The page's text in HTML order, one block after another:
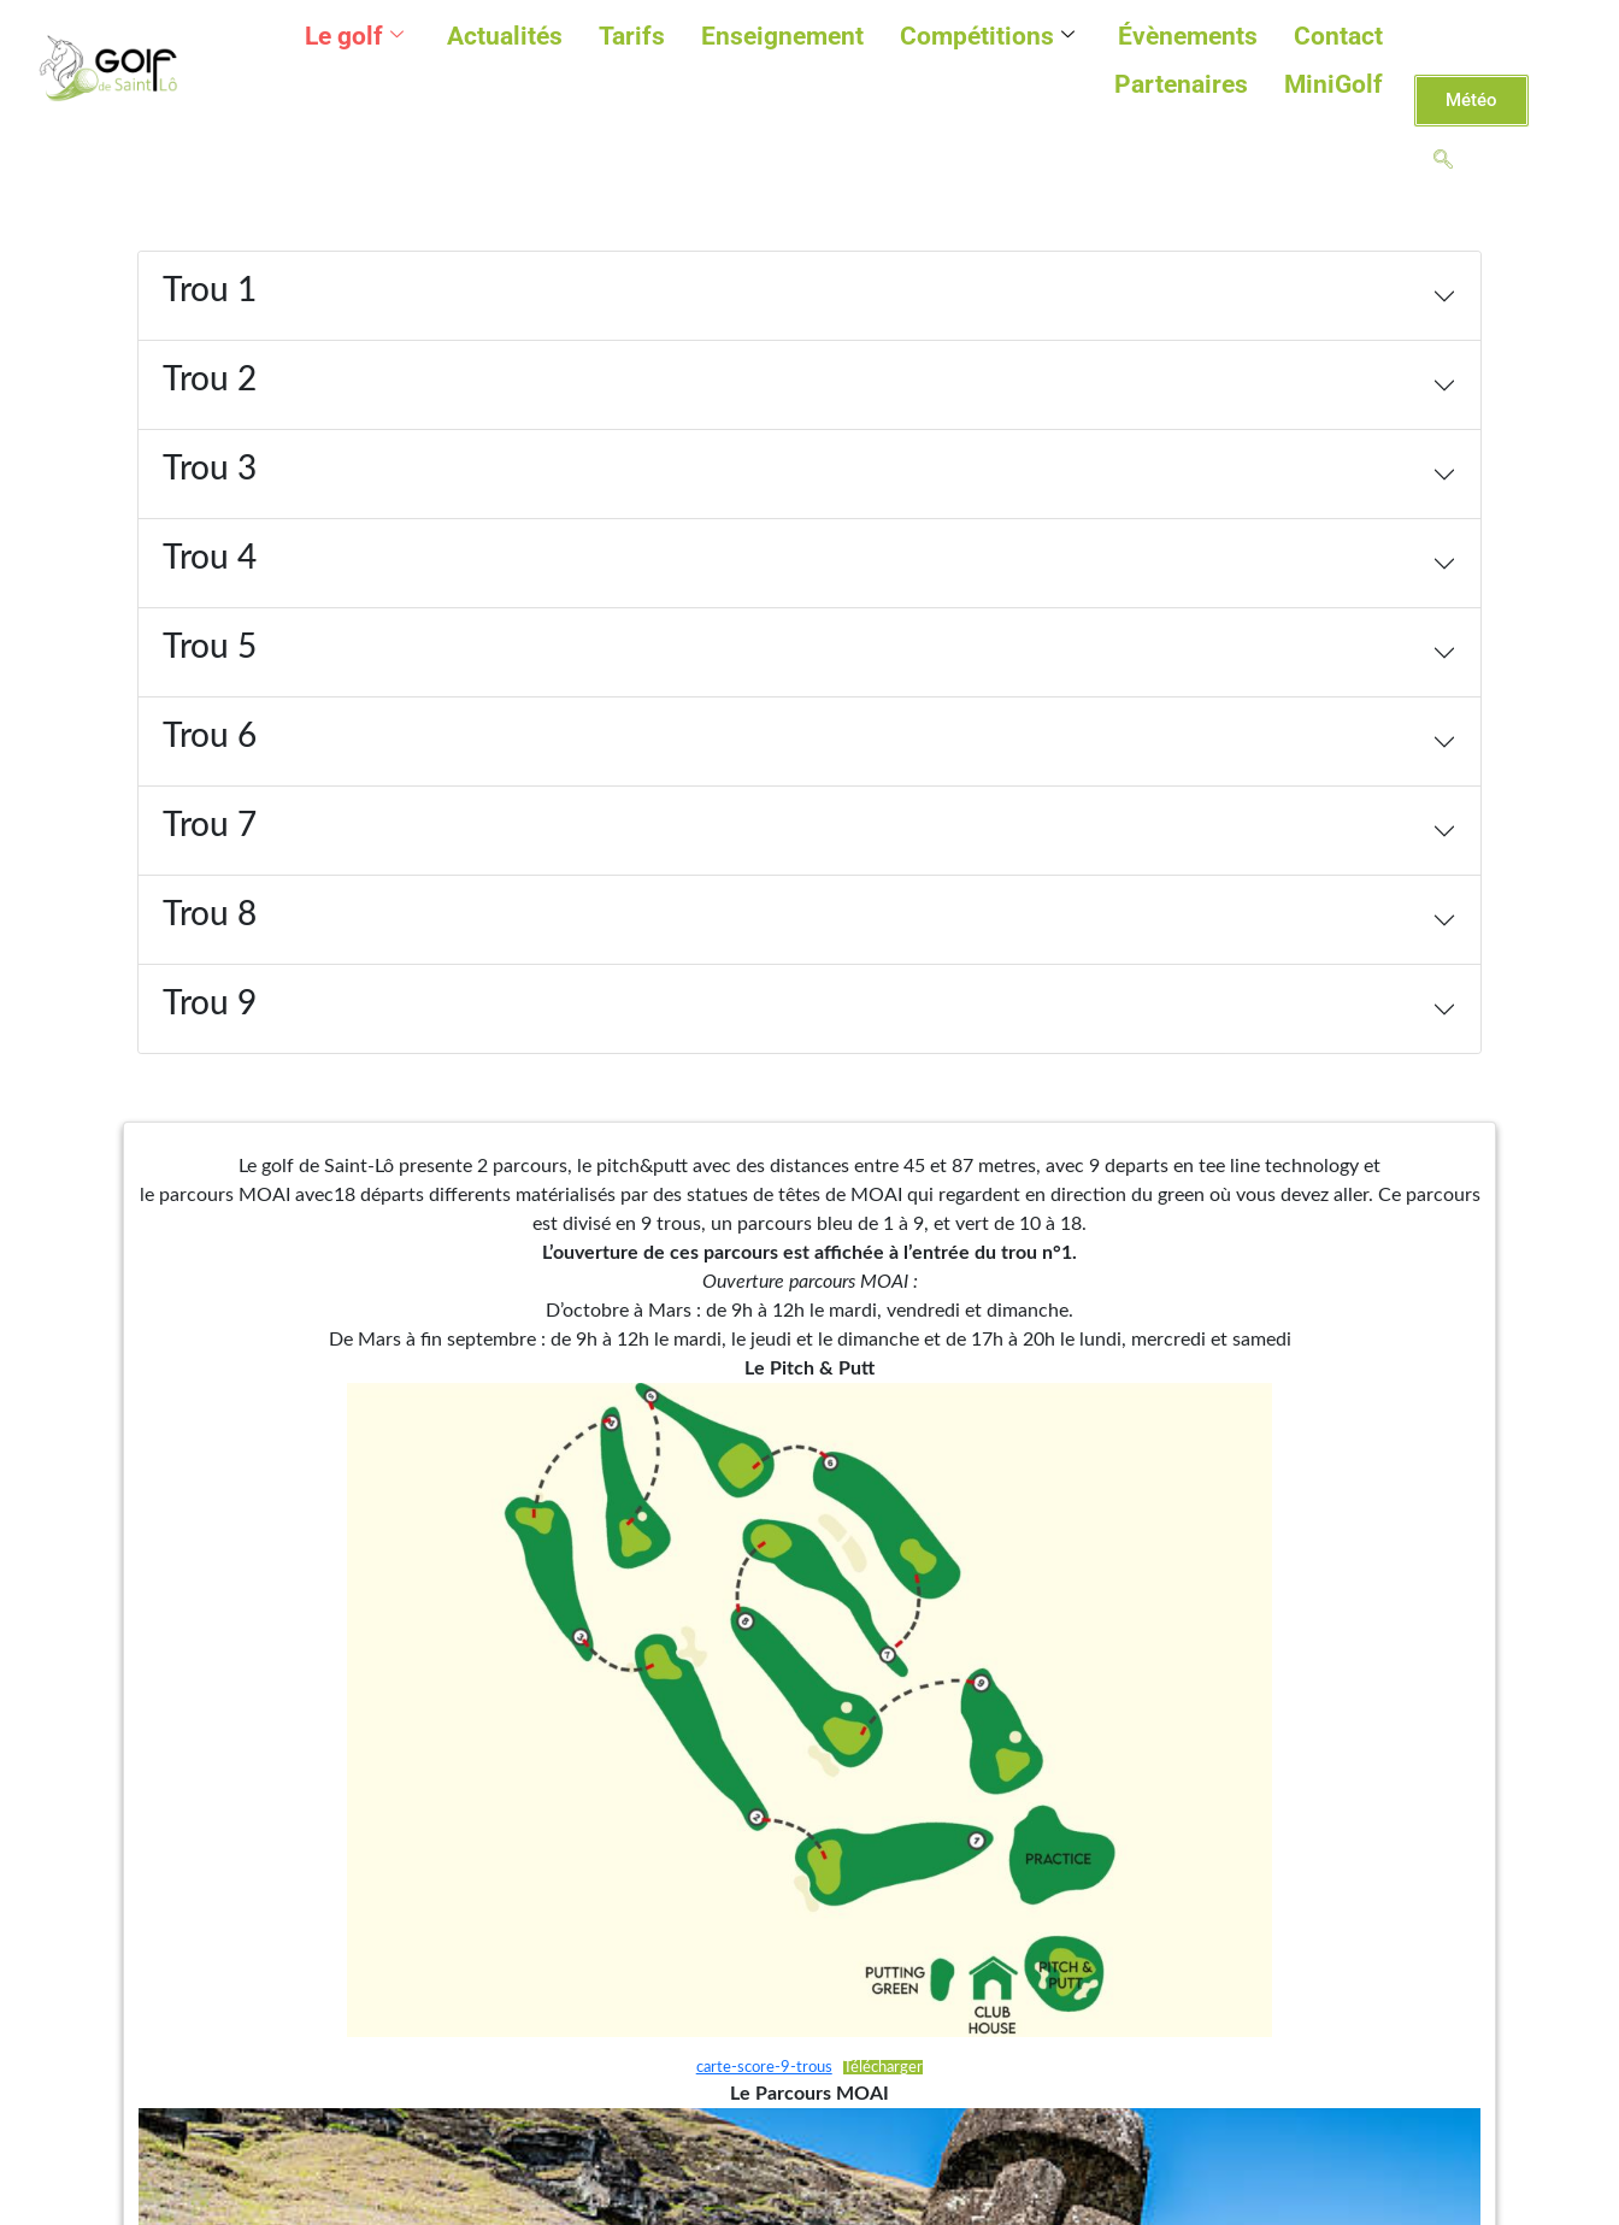
Le golf Actualités Tarifs Enseignement Compétitions Évènements
Contact
Partenaires
MiniGolf
Météo
Trou 1
Trou 2
Trou 3
Trou 4
Trou 5
Trou 6
Trou 7
Trou 8
Trou 9
Le golf de Saint-Lô presente 2 parcours, le pitch&putt avec des distances entre 45 et 87 metres, avec 9 departs en tee line technology et
le parcours MOAI avec18 départs differents matérialisés par des statues de têtes de MOAI qui regardent en direction du green où vous devez aller. Ce parcours
est divisé en 9 trous, un parcours bleu de 1 à 9, et vert de 10 à 18.
L’ouverture de ces parcours est affichée à l’entrée du trou n°1.
Ouverture parcours MOAI :
D’octobre à Mars : de 9h à 12h le mardi, vendredi et dimanche.
De Mars à fin septembre : de 9h à 12h le mardi, le jeudi et le dimanche et de 17h à 20h le lundi, mercredi et samedi
Le Pitch & Putt
carte-score-9-trous Télécharger
Le Parcours MOAI